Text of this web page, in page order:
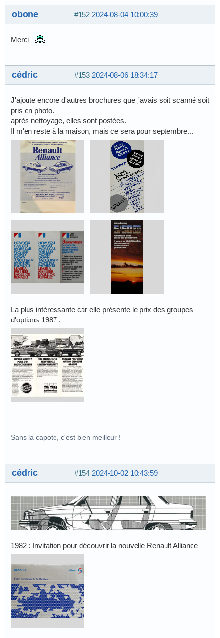
#152 2024-08-04 10:00:39
obone
Merci
#153 2024-08-06 18:34:17
cédric
J'ajoute encore d'autres brochures que j'avais soit scanné soit
pris en photo.
après nettoyage, elles sont postées.
Il m'en reste à la maison, mais ce sera pour septembre...
La plus intéressante car elle présente le prix des groupes
d'options 1987 :
Sans la capote, c'est bien meilleur !
#154 2024-10-02 10:43:59
cédric
1982 : Invitation pour découvrir la nouvelle Renault Alliance